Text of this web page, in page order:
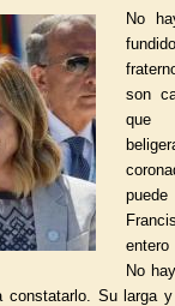
No
son
que
No
constatarlo. Su larga